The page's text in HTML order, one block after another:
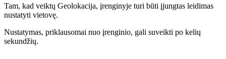
Tam, kad veiktų Geolokacija, įrenginyje turi būti įjungtas leidimas
nustatyti vietovę.
Nustatymas, priklausomai nuo įrenginio, gali suveikti po kelių
sekundžių.